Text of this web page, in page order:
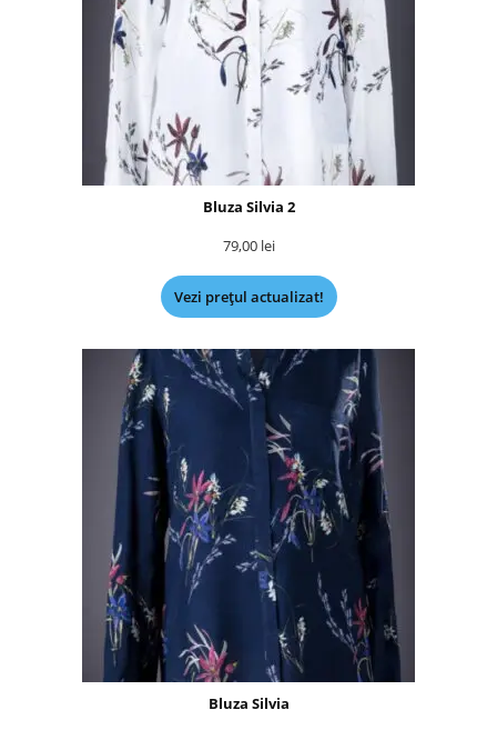
Bluza Silvia 2
79,00 lei
Vezi prețul actualizat!
Bluza Silvia